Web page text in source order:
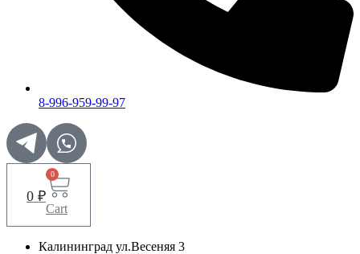
8-996-959-99-97
0 ₽
0
Cart
Калининград ул.Весеняя 3